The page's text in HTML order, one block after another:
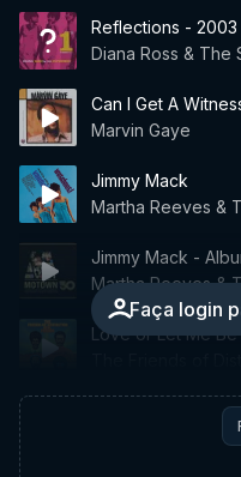
Reflections - 2003
Diana Ross & The
Can I Get A
Marvin Gaye
Jimmy Mack
Martha Reeves &
Faça login
Jimmy Mack -
Martha Reeves &
Love or Let Me